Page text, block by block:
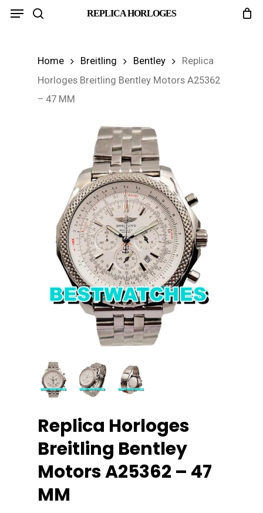
Skip
REPLICA HORLOGES
Menu
Home Breitling Bentley
Replica
Horloges Breitling Bentley Motors A25362
– 47 MM
Replica Horloges
Breitling Bentley
Motors A25362 – 47
MM